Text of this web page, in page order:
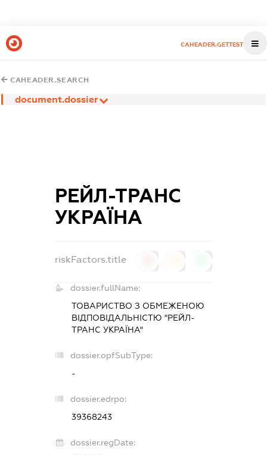
CAHEADER.GETTEST
CAHEADER.SEARCH
document.dossier
РЕЙЛ-ТРАНС
УКРАЇНА
riskFactors.title
dossier.fullName:
ТОВАРИСТВО З ОБМЕЖЕНОЮ
ВІДПОВІДАЛЬНІСТЮ "РЕЙЛ-
ТРАНС УКРАЇНА"
dossier.opfSubType:
-
dossier.edrpo:
39368243
dossier.regDate: